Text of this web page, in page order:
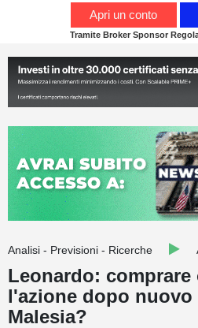
Calendario economico
Webinar
Trading
Education
Quotazioni
Conto IG
Apri un conto
Tramite Broker Sponsor
Analisi - Previsioni - Ricerche
Leonardo: comprare
l'azione dopo
Malesia?